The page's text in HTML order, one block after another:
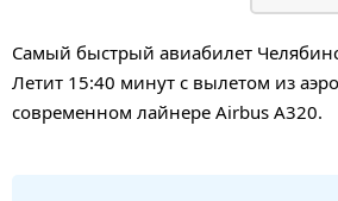
Самый быстрый авиабилет
Летит 15:40 минут с вылетом из
современном лайнере Airbus A320.